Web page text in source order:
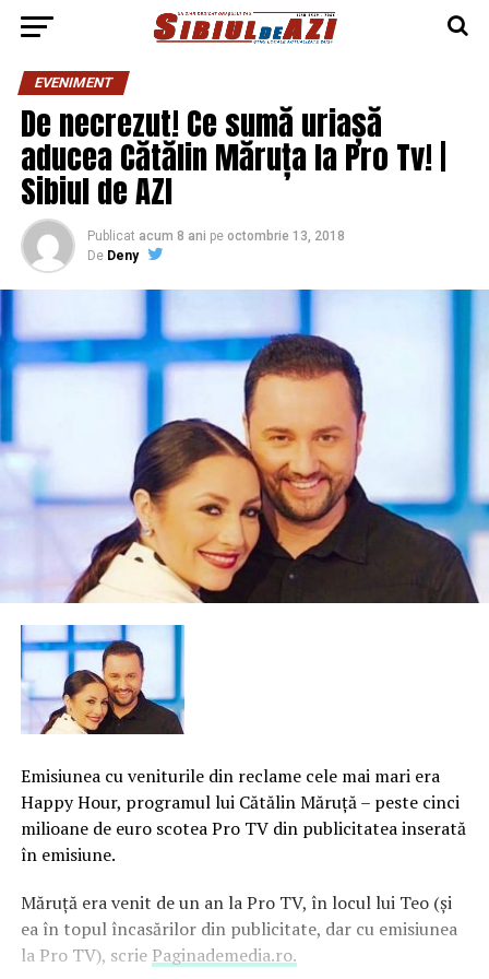
EVENIMENT
De necrezut! Ce sumă uriașă
aducea Cătălin Măruța la Pro Tv! |
Sibiul de AZI
Publicat acum 8 ani pe octombrie 13, 2018
De Deny
Emisiunea cu veniturile din reclame cele mai mari era
Happy Hour, programul lui Cătălin Măruţă – peste cinci
milioane de euro scotea Pro TV din publicitatea inserată
în emisiune.
Măruţă era venit de un an la Pro TV, în locul lui Teo (şi
ea în topul încasărilor din publicitate, dar cu emisiunea
la Pro TV), scrie Paginademedia.ro.